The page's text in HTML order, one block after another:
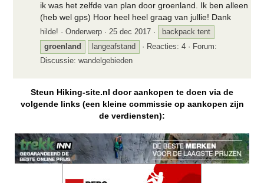
ik was het zelfde van plan door groenland. Ik ben alleen
(heb wel gps) Hoor heel heel graag van jullie! Dank
hilde! Onderwerp 25 dec 2017
backpack tent
groenland
langeafstand Reacties: 4
Forum:
Discussie: wandelgebieden
Steun Hiking-site.nl door aankopen te doen via de
volgende links (een kleine commissie op aankopen zijn
de verdiensten):